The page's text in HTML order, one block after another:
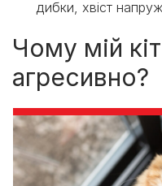
дибки, хвіст
Чому мій
агресивно?